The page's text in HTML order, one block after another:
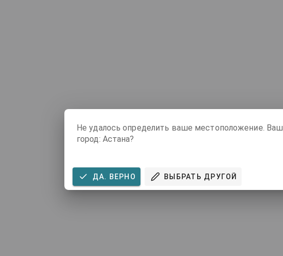
Не удалось определить ваше местоположение. Ваш
город: Астана?
ДА. ВЕРНО ВЫБРАТЬ ДРУГОЙ